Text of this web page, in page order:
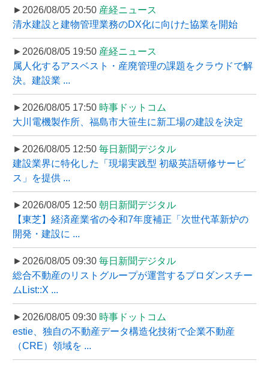
►2026/08/05 20:50 産経ニュース
清水建設と建物管理業務のDX化に向けた協業を開始
►2026/08/05 19:50 産経ニュース
属人化するアスベスト・産廃管理の課題をクラウドで解
決。建設業 ...
►2026/08/05 17:50 時事ドットコム
大川電機製作所、福島市大笹生に新工場の建設を決定
►2026/08/05 12:50 毎日新聞デジタル
建設業界に特化した「現場実践型 初級英語研修サービ
ス」を提供 ...
►2026/08/05 12:50 朝日新聞デジタル
【東芝】経済産業省の令和7年度補正「次世代革新炉の
開発・建設に ...
►2026/08/05 09:30 毎日新聞デジタル
総合不動産のリストグループが運営するプロダンスチー
ムList::X ...
►2026/08/05 09:30 時事ドットコム
estie、独自の不動産データ構造化技術で企業不動産
（CRE）領域を ...